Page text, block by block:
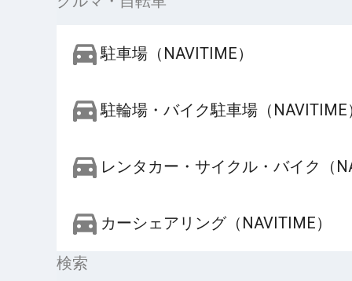
駐車場（NAVITIME）
駐輪場・バイク駐車場（NAVITIME
レンタカー・サイクル・バイク（
カーシェアリング（NAVITIME）
検索